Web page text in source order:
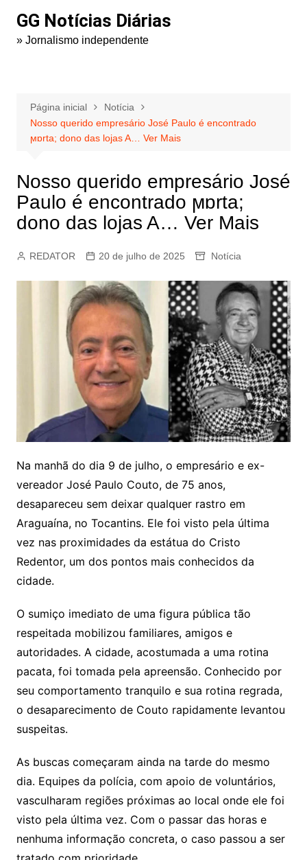
paraGG Notícias Diárias
» Jornalismo independente
Página inicial
Notícia
Nosso querido empresário José Paulo é encontrado
ϻɒrta; dono das lojas A… Ver Mais
Nosso querido empresário José
Paulo é encontrado ϻɒrta;
dono das lojas A… Ver Mais
REDATOR 20 de julho de 2025 Notícia
Na manhã do dia 9 de julho, o empresário e ex-
vereador José Paulo Couto, de 75 anos,
desapareceu sem deixar qualquer rastro em
Araguaína, no Tocantins. Ele foi visto pela última
vez nas proximidades da estátua do Cristo
Redentor, um dos pontos mais conhecidos da
cidade.
O sumiço imediato de uma figura pública tão
respeitada mobilizou familiares, amigos e
autoridades. A cidade, acostumada a uma rotina
pacata, foi tomada pela apreensão. Conhecido por
seu comportamento tranquilo e sua rotina regrada,
o desaparecimento de Couto rapidamente levantou
suspeitas.
As buscas começaram ainda na tarde do mesmo
dia. Equipes da polícia, com apoio de voluntários,
vasculharam regiões próximas ao local onde ele foi
visto pela última vez. Com o passar das horas e
nenhuma informação concreta, o caso passou a ser